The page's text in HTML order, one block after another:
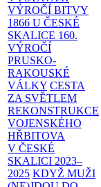
VÝROČÍ BITVY
1866 U ČESKÉ
SKALICE 160.
VÝROČÍ
PRUSKO-
RAKOUSKÉ
VÁLKY CESTA
ZA SVĚTLEM
REKONSTRUKCE
VOJENSKÉHO
HŘBITOVA
V ČESKÉ
SKALICI 2023–
2025 KDYŽ MUŽI